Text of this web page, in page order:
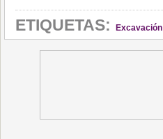
ETIQUETAS: Excavación